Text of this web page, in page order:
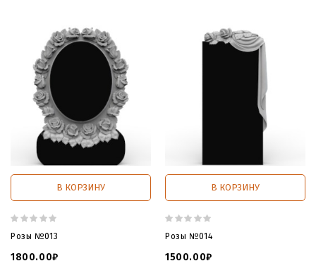
В КОРЗИНУ
Розы №013
1800.00₽
В КОРЗИНУ
Розы №014
1500.00₽